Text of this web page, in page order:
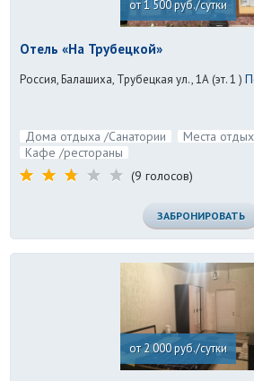
от 1 500 руб./сутки
Отель «На Трубецкой»
Россия, Балашиха, Трубецкая ул., 1А (эт. 1 )
Дома отдыха /Санатории
Места
Кафе /рестораны
(9 голосов)
ЗАБРОНИРОВАТЬ
от 2 000 руб./сутки